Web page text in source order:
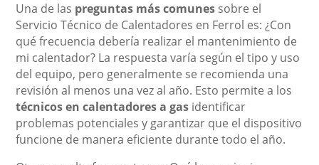
Una de las preguntas más comunes sobre el
Servicio Técnico de Calentadores en Ferrol es: ¿Con
qué frecuencia debería realizar el mantenimiento de
mi calentador? La respuesta varía según el tipo y uso
del equipo, pero generalmente se recomienda una
revisión al menos una vez al año. Esto permite a los
técnicos en calentadores a gas identificar
problemas potenciales y garantizar que el dispositivo
funcione de manera eficiente durante todo el año.